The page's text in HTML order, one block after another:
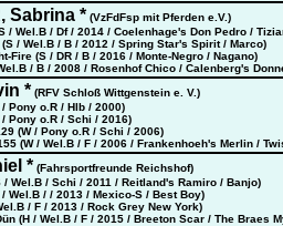
Sabrina * (VzFdFsp mit Pferden e.V.)
/ Wel.B / Df / 2014 / Coelenhage's Don Pedro /
/ Wel.B / B / 2012 / Spring Star's Spirit / Marco)
Fire (S / DR / B / 2016 / Monte-Negro / Nagano)
/ B / 2008 / Rosenhof Chico / Calenberg's
* (RFV Schloß Wittgenstein e. V.)
Pony o.R / Hlb / 2000)
/ Pony o.R / Schi / 2016)
(W / Pony o.R / Schi / 2006)
(W / Wel.B / F / 2006 / Frankenhoeh's Merlin /
* (Fahrsportfreunde Reichshof)
/ Wel.B / Schi / 2011 / Reitland's Ramiro / Banjo)
/ Wel.B / / 2013 / Mexico-S / Best Boy)
/ F / 2013 / Rock Grey New York)
(H / Wel.B / F / 2015 / Breeton Scar / The Braes